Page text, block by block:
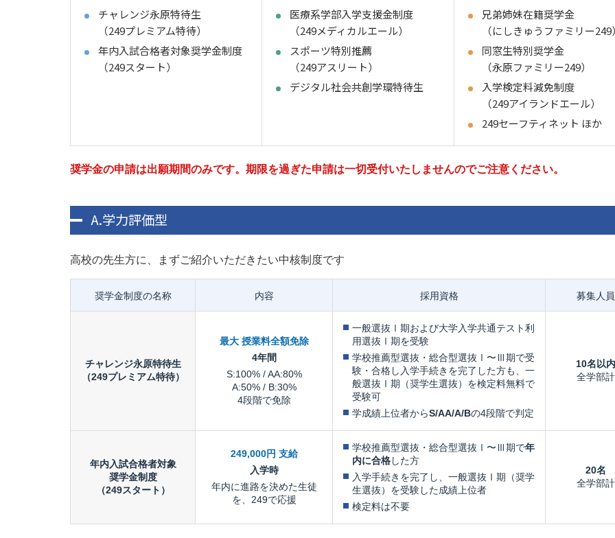
チャレンジ永原特待生
（249プレミアム特待）
年内入試合格者対象奨学金制度
（249スタート）
医療系学部入学支援金制度
（249メディカルエール）
スポーツ特別推薦
（249アスリート）
デジタル社会共創学環特待生
兄弟姉妹在籍奨学金
（にしきゅうファミリー249
同窓生特別奨学金
（永原ファミリー249）
入学検定料減免制度
（249アイランドエール）
249セーフティネット ほか
奨学金の申請は出願期間のみです。期限を過ぎた申請は一切受付いたしませんのでご注意ください。
A.学力評価型
高校の先生方に、まずご紹介いただきたい中核制度です
奨学金制度の名称 内容 採用資格 募集人員
チャレンジ永原特待生
（249プレミアム特待）
最大 授業料全額免除
4年間
S:100% / AA:80%
A:50% / B:30%
4段階で免除
一般選抜Ⅰ期および大学入学共通テスト利
用選抜Ⅰ期を受験
学校推薦型選抜・総合型選抜Ⅰ〜Ⅲ期で受
験・合格し入学手続きを完了した方も、一
般選抜Ⅰ期（奨学生選抜）を検定料無料で
受験可
学成績上位者からS/AA/A/Bの4段階で判定
10名以内
全学部計
年内入試合格者対象
奨学金制度
（249スタート）
249,000円 支給
入学時
年内に進路を決めた生徒
を、249で応援
学校推薦型選抜・総合型選抜Ⅰ〜Ⅲ期で年
内に合格した方
入学手続きを完了し、一般選抜Ⅰ期（奨学
生選抜）を受験した成績上位者
検定料は不要
20名
全学部計